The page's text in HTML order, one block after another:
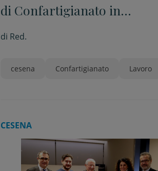
di Confartigianato in
camminata
di Red.
cesena Confartigianato Lavoro
CESENA